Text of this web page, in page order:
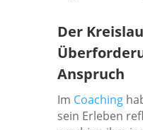
Der
Anspruch
Im Coaching
sein Erleben